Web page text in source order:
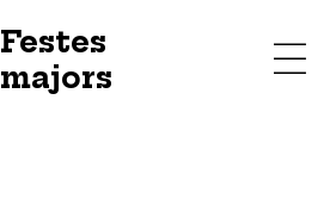
Festes
majors